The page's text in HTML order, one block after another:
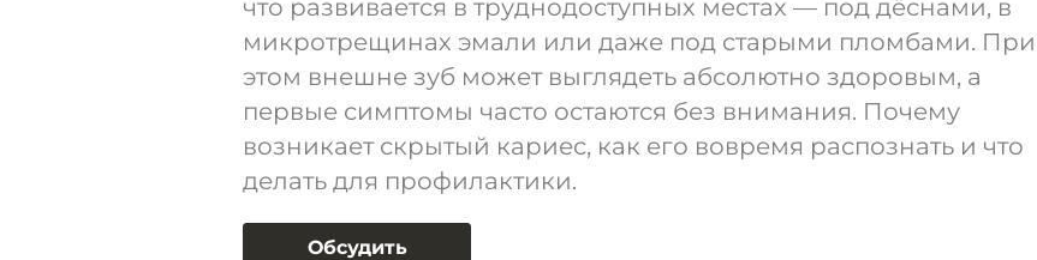
что развивается в труднодоступных местах — под дёснами, в
микротрещинах эмали или даже под старыми пломбами. При
этом внешне зуб может выглядеть абсолютно здоровым, а
первые симптомы часто остаются без внимания. Почему
возникает скрытый кариес, как его вовремя распознать и что
делать для профилактики.
Обсудить